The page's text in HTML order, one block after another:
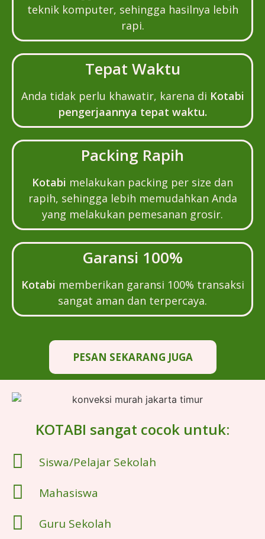
teknik komputer, sehingga hasilnya lebih
rapi.
Tepat Waktu
Anda tidak perlu khawatir, karena di Kotabi
pengerjaannya tepat waktu.
Packing Rapih
Kotabi melakukan packing per size dan
rapih, sehingga lebih memudahkan Anda
yang melakukan pemesanan grosir.
Garansi 100%
Kotabi memberikan garansi 100% transaksi
sangat aman dan terpercaya.
PESAN SEKARANG JUGA
KOTABI sangat cocok untuk:
Siswa/Pelajar Sekolah
Mahasiswa
Guru Sekolah